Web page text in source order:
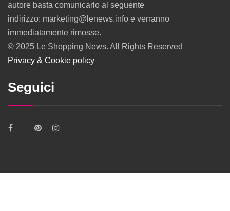
autore basta comunicarlo al seguente
indirizzo: marketing@lenews.info e verranno
immediatamente rimosse.
© 2025 Le Shopping News. All Rights Reserved
Privacy & Cookie policy
Seguici